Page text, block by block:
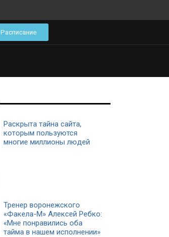
Расписание
Раскрыта тайна сайта,
которым пользуются
многие миллионы людей
Тренер воронежского
«Факела-М» Алексей Ребко:
«Мне понравились оба
тайма в нашем исполнении»